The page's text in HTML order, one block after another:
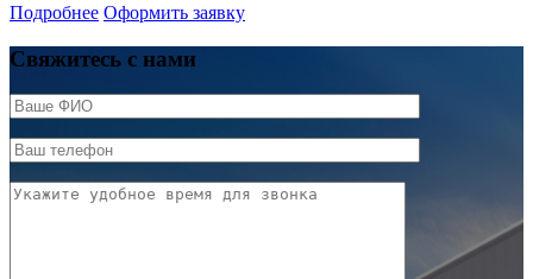
Подробнее Оформить заявку
Свяжитесь с нами